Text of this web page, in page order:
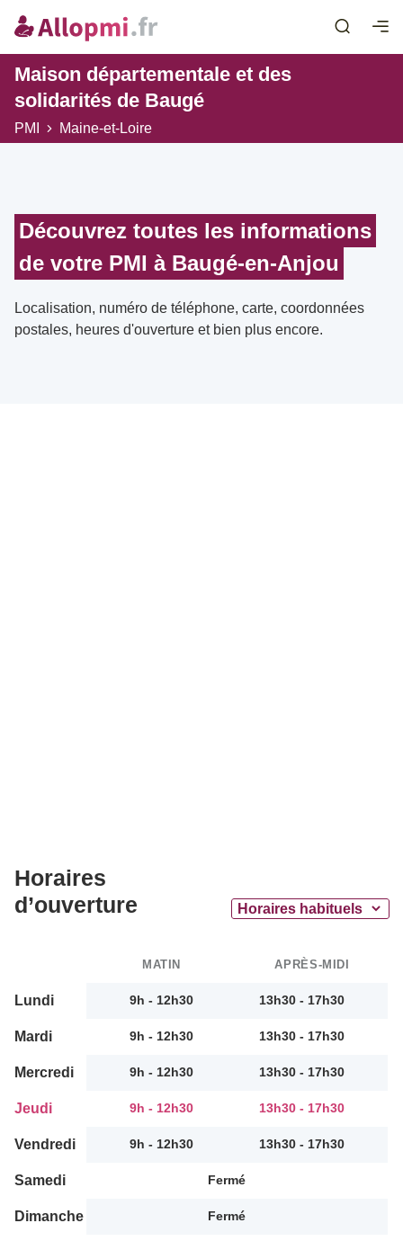
Maison départementale et des
solidarités de Baugé
PMI Maine-et-Loire
Découvrez toutes les informations
de votre PMI à Baugé-en-Anjou
Localisation, numéro de téléphone, carte, coordonnées
postales, heures d'ouverture et bien plus encore.
Horaires
d’ouverture
MATIN APRÈS-MIDI
Lundi 9h - 12h30 13h30 - 17h30
Mardi 9h - 12h30 13h30 - 17h30
Mercredi 9h - 12h30 13h30 - 17h30
Jeudi 9h - 12h30 13h30 - 17h30
Vendredi 9h - 12h30 13h30 - 17h30
Samedi Fermé
Dimanche Fermé